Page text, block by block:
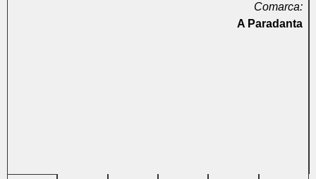
Comarca:
A Paradanta